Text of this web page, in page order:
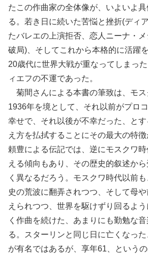
たこの作曲家の全体像が、いよいよ
る。若き日に続いた苦悩と挫折(ディ
たバレエの上演拒否、恋人ニーナ・
破局)、そしてこれから本格的に活躍
20歳代に世界大戦が重なってしまっ
ィエフの不運であった。
菊間さんによる本書の筆致は、モス
1936年を境として、それ以前がプロ
幸せで、それ以後が不幸だった、と
え方を払拭することにその最大の特
頼豊による伝記では、逆にモスクワ
える傾向もあり、その歴史的叙述か
く異なるだろう。モスクワ時代以前
史の荒波に翻弄されつつ、そして母
えられつつ、世界を駆けずり回るよ
く作曲を続けた、あまりにも勤勉な
る。スターリンと同じ日に亡くなっ
が有名ではあるが、享年61、という